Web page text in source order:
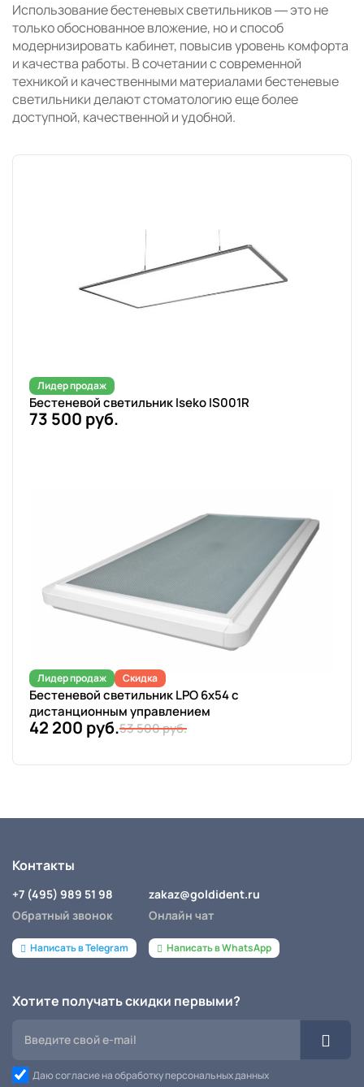
Использование бестеневых светильников — это не
только обоснованное вложение, но и способ
модернизировать кабинет, повысив уровень комфорта
и качества работы. В сочетании с современной
техникой и качественными материалами бестеневые
светильники делают стоматологию еще более
доступной, качественной и удобной.
Лидер продаж
Бестеневой светильник Iseko IS001R
73 500 руб.
Лидер продаж Скидка
Бестеневой светильник LPO 6x54 с
дистанционным управлением
42 200 руб.53 500 руб.
Контакты
+7 (495) 989 51 98
Обратный звонок
Написать в Telegram
zakaz@goldident.ru
Онлайн чат
Написать в WhatsApp
Хотите получать скидки первыми?
Даю согласие на обработку персональных данных